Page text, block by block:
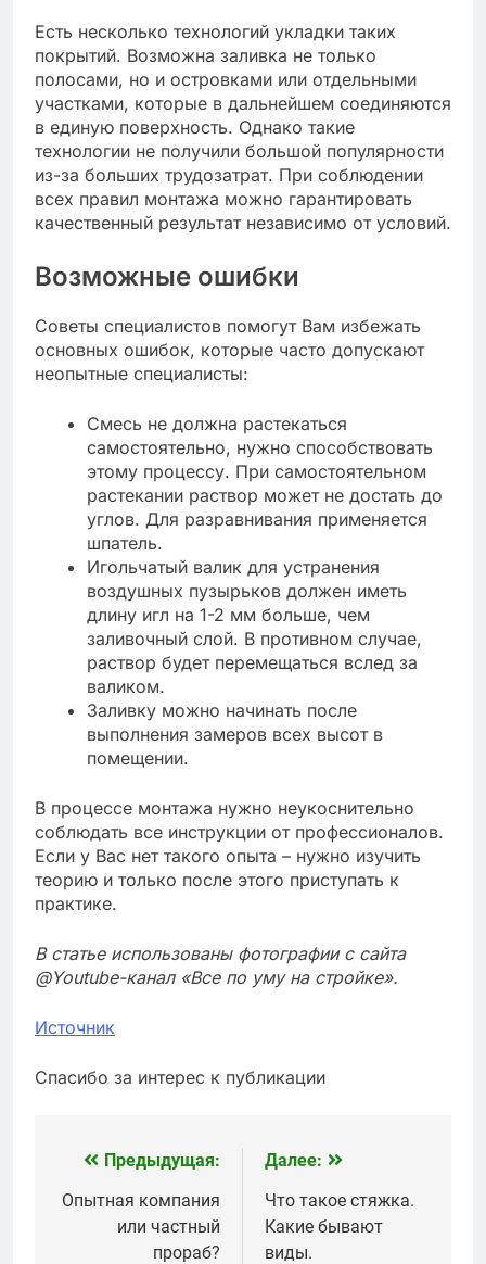
Есть несколько технологий укладки таких
покрытий. Возможна заливка не только
полосами, но и островками или отдельными
участками, которые в дальнейшем соединяются
в единую поверхность. Однако такие
технологии не получили большой популярности
из-за больших трудозатрат. При соблюдении
всех правил монтажа можно гарантировать
качественный результат независимо от условий.
Возможные ошибки
Советы специалистов помогут Вам избежать
основных ошибок, которые часто допускают
неопытные специалисты:
Смесь не должна растекаться
самостоятельно, нужно способствовать
этому процессу. При самостоятельном
растекании раствор может не достать до
углов. Для разравнивания применяется
шпатель.
Игольчатый валик для устранения
воздушных пузырьков должен иметь
длину игл на 1-2 мм больше, чем
заливочный слой. В противном случае,
раствор будет перемещаться вслед за
валиком.
Заливку можно начинать после
выполнения замеров всех высот в
помещении.
В процессе монтажа нужно неукоснительно
соблюдать все инструкции от профессионалов.
Если у Вас нет такого опыта – нужно изучить
теорию и только после этого приступать к
практике.
В статье использованы фотографии с сайта
@Youtube-канал «Все по уму на стройке».
Источник
Спасибо за интерес к публикации
Навигация
по
записям
Предыдущая:
Опытная компания
или частный
прораб?
Далее:
Что такое стяжка.
Какие бывают
виды.